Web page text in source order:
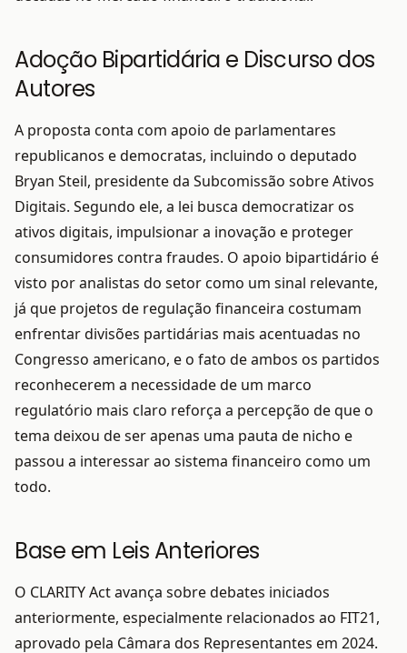
Adoção Bipartidária e Discurso dos
Autores
A proposta conta com apoio de parlamentares
republicanos e democratas, incluindo o deputado
Bryan Steil, presidente da Subcomissão sobre Ativos
Digitais. Segundo ele, a lei busca democratizar os
ativos digitais, impulsionar a inovação e proteger
consumidores contra fraudes. O apoio bipartidário é
visto por analistas do setor como um sinal relevante,
já que projetos de regulação financeira costumam
enfrentar divisões partidárias mais acentuadas no
Congresso americano, e o fato de ambos os partidos
reconhecerem a necessidade de um marco
regulatório mais claro reforça a percepção de que o
tema deixou de ser apenas uma pauta de nicho e
passou a interessar ao sistema financeiro como um
todo.
Base em Leis Anteriores
O CLARITY Act avança sobre debates iniciados
anteriormente, especialmente relacionados ao FIT21,
aprovado pela Câmara dos Representantes em 2024.